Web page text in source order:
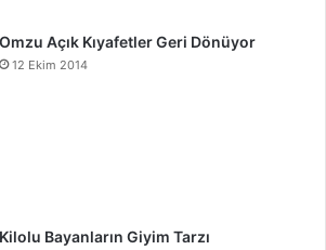
Omzu Açık Kıyafetler Geri Dönüyor
12 Ekim 2014
Kilolu Bayanların Giyim Tarzı